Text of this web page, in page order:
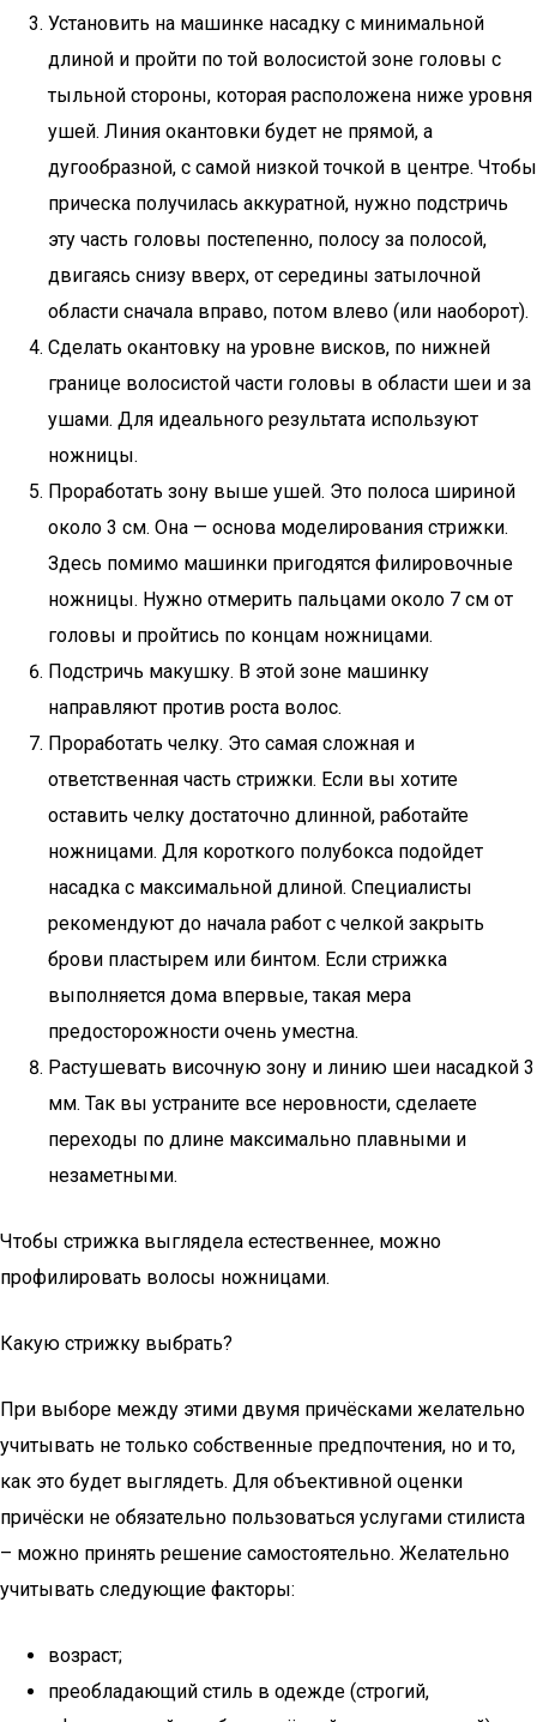
Установить на машинке насадку с минимальной
длиной и пройти по той волосистой зоне головы с
тыльной стороны, которая расположена ниже уровня
ушей. Линия окантовки будет не прямой, а
дугообразной, с самой низкой точкой в центре. Чтобы
прическа получилась аккуратной, нужно подстричь
эту часть головы постепенно, полосу за полосой,
двигаясь снизу вверх, от середины затылочной
области сначала вправо, потом влево (или наоборот).
Сделать окантовку на уровне висков, по нижней
границе волосистой части головы в области шеи и за
ушами. Для идеального результата используют
ножницы.
Проработать зону выше ушей. Это полоса шириной
около 3 см. Она — основа моделирования стрижки.
Здесь помимо машинки пригодятся филировочные
ножницы. Нужно отмерить пальцами около 7 см от
головы и пройтись по концам ножницами.
Подстричь макушку. В этой зоне машинку
направляют против роста волос.
Проработать челку. Это самая сложная и
ответственная часть стрижки. Если вы хотите
оставить челку достаточно длинной, работайте
ножницами. Для короткого полубокса подойдет
насадка с максимальной длиной. Специалисты
рекомендуют до начала работ с челкой закрыть
брови пластырем или бинтом. Если стрижка
выполняется дома впервые, такая мера
предосторожности очень уместна.
Растушевать височную зону и линию шеи насадкой 3
мм. Так вы устраните все неровности, сделаете
переходы по длине максимально плавными и
незаметными.
Чтобы стрижка выглядела естественнее, можно
профилировать волосы ножницами.
Какую стрижку выбрать?
При выборе между этими двумя причёсками желательно
учитывать не только собственные предпочтения, но и то,
как это будет выглядеть. Для объективной оценки
причёски не обязательно пользоваться услугами стилиста
– можно принять решение самостоятельно. Желательно
учитывать следующие факторы:
возраст;
преобладающий стиль в одежде (строгий,